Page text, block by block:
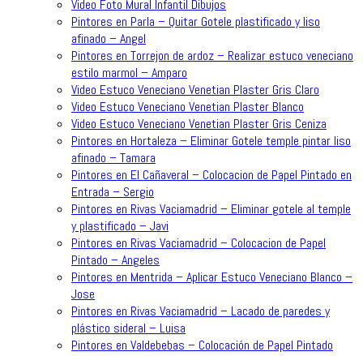
Video Foto Mural Infantil Dibujos
Pintores en Parla – Quitar Gotele plastificado y liso
afinado – Angel
Pintores en Torrejon de ardoz – Realizar estuco veneciano
estilo marmol – Amparo
Video Estuco Veneciano Venetian Plaster Gris Claro
Video Estuco Veneciano Venetian Plaster Blanco
Video Estuco Veneciano Venetian Plaster Gris Ceniza
Pintores en Hortaleza – Eliminar Gotele temple pintar liso
afinado – Tamara
Pintores en El Cañaveral – Colocacion de Papel Pintado en
Entrada – Sergio
Pintores en Rivas Vaciamadrid – Eliminar gotele al temple
y plastificado – Javi
Pintores en Rivas Vaciamadrid – Colocacion de Papel
Pintado – Angeles
Pintores en Mentrida – Aplicar Estuco Veneciano Blanco –
Jose
Pintores en Rivas Vaciamadrid – Lacado de paredes y
plástico sideral – Luisa
Pintores en Valdebebas – Colocación de Papel Pintado